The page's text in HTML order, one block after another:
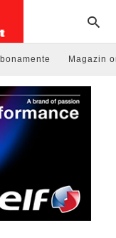
Magazin